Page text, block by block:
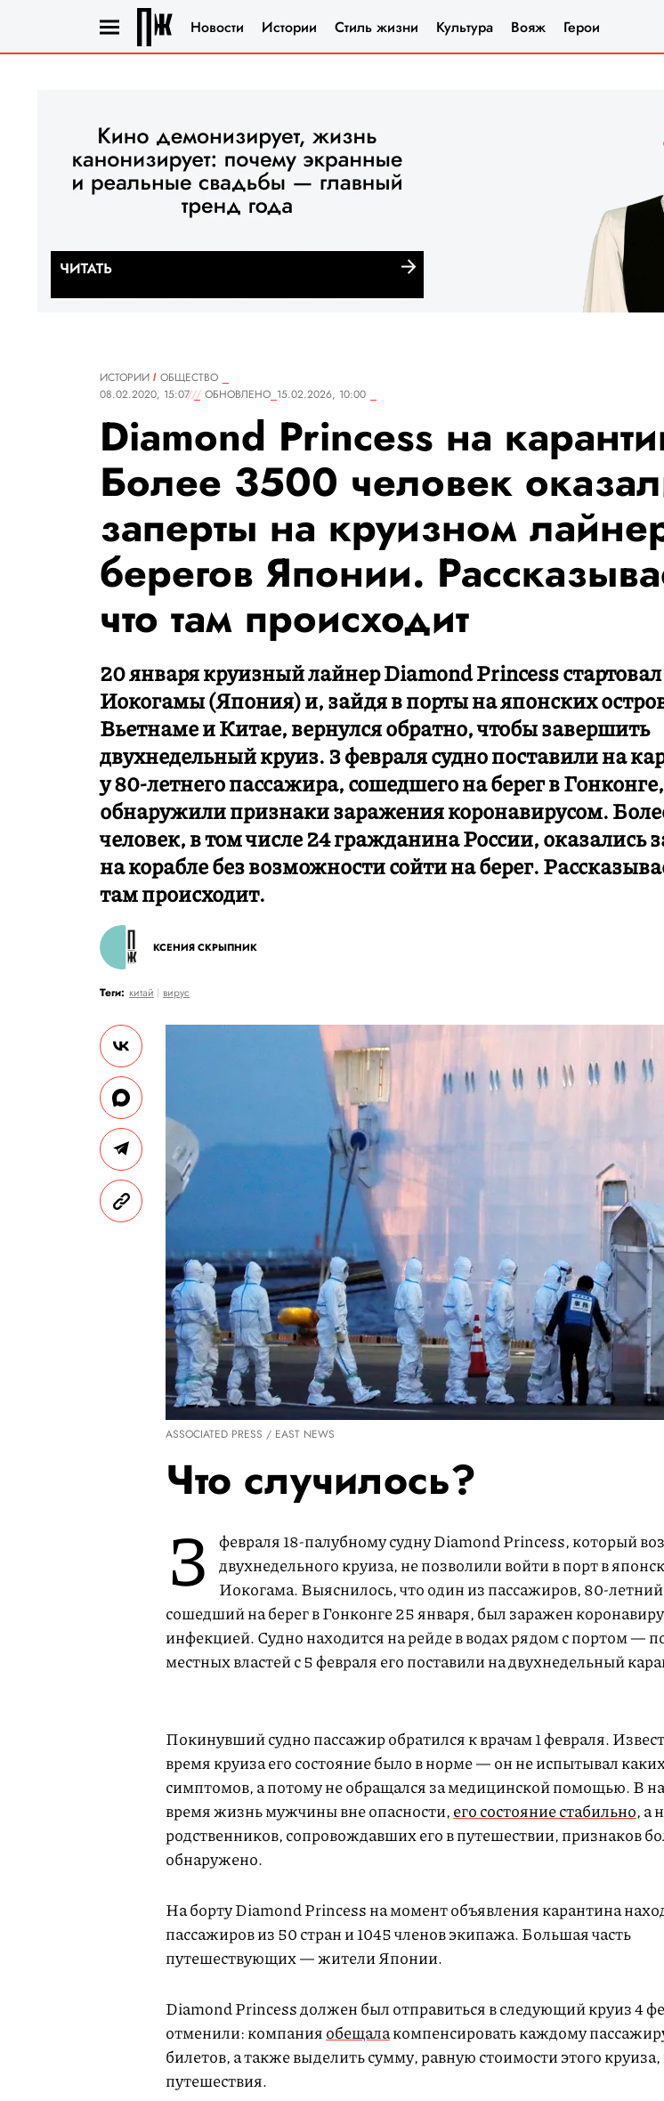
Новости Истории Стиль жизни Культура Вояж Герои
ИСТОРИИ
ОБЩЕСТВО
08.02.2020, 15:07
ОБНОВЛЕНО 15.02.2026, 10:00
Diamond Princess на
Более 3500 человек
заперты на круизном
берегов Японии.
что там происходит
20 января круизный лайнер Diamond Princess
Иокогамы (Япония) и, зайдя в порты на японских
Вьетнаме и Китае, вернулся обратно, чтобы завершить
двухнедельный круиз. 3 февраля судно поставили на
у 80-летнего пассажира, сошедшего на берег в Гонконге,
обнаружили признаки заражения коронавирусом.
человек, в том числе 24 гражданина России, оказались
на корабле без возможности сойти на берег.
там происходит.
КСЕНИЯ СКРЫПНИК
Теги: китай вирус
ASSOCIATED PRESS / EAST NEWS
Что случилось?
3
февраля 18-палубному судну Diamond Princess, который
двухнедельного круиза, не позволили войти в порт в
Иокогама. Выяснилось, что один из пассажиров, 80-
сошедший на берег в Гонконге 25 января, был заражен
инфекцией. Судно находится на рейде в водах рядом с портом —
местных властей с 5 февраля его поставили на двухнедельный
Покинувший судно пассажир обратился к врачам 1 февраля.
время круиза его состояние было в норме — он не испытывал
симптомов, а потому не обращался за медицинской помощью. В
время жизнь мужчины вне опасности,его состояние стабильно, а
родственников, сопровождавших его в путешествии, признаков
обнаружено.
На борту Diamond Princess на момент объявления карантина
пассажиров из 50 стран и 1045 членов экипажа. Большая часть
путешествующих — жители Японии.
Diamond Princess должен был отправиться в следующий круиз 4
отменили: компанияобещалакомпенсировать каждому
билетов, а также выделить сумму, равную стоимости этого
путешествия.